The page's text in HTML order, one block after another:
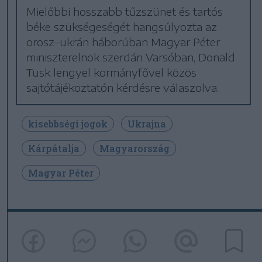
Mielőbbi hosszabb tűzszünet és tartós
béke szükségeségét hangsúlyozta az
orosz–ukrán háborúban Magyar Péter
miniszterelnök szerdán Varsóban, Donald
Tusk lengyel kormányfővel közös
sajtótájékoztatón kérdésre válaszolva.
kisebbségi jogok
Ukrajna
Kárpátalja
Magyarország
Magyar Péter